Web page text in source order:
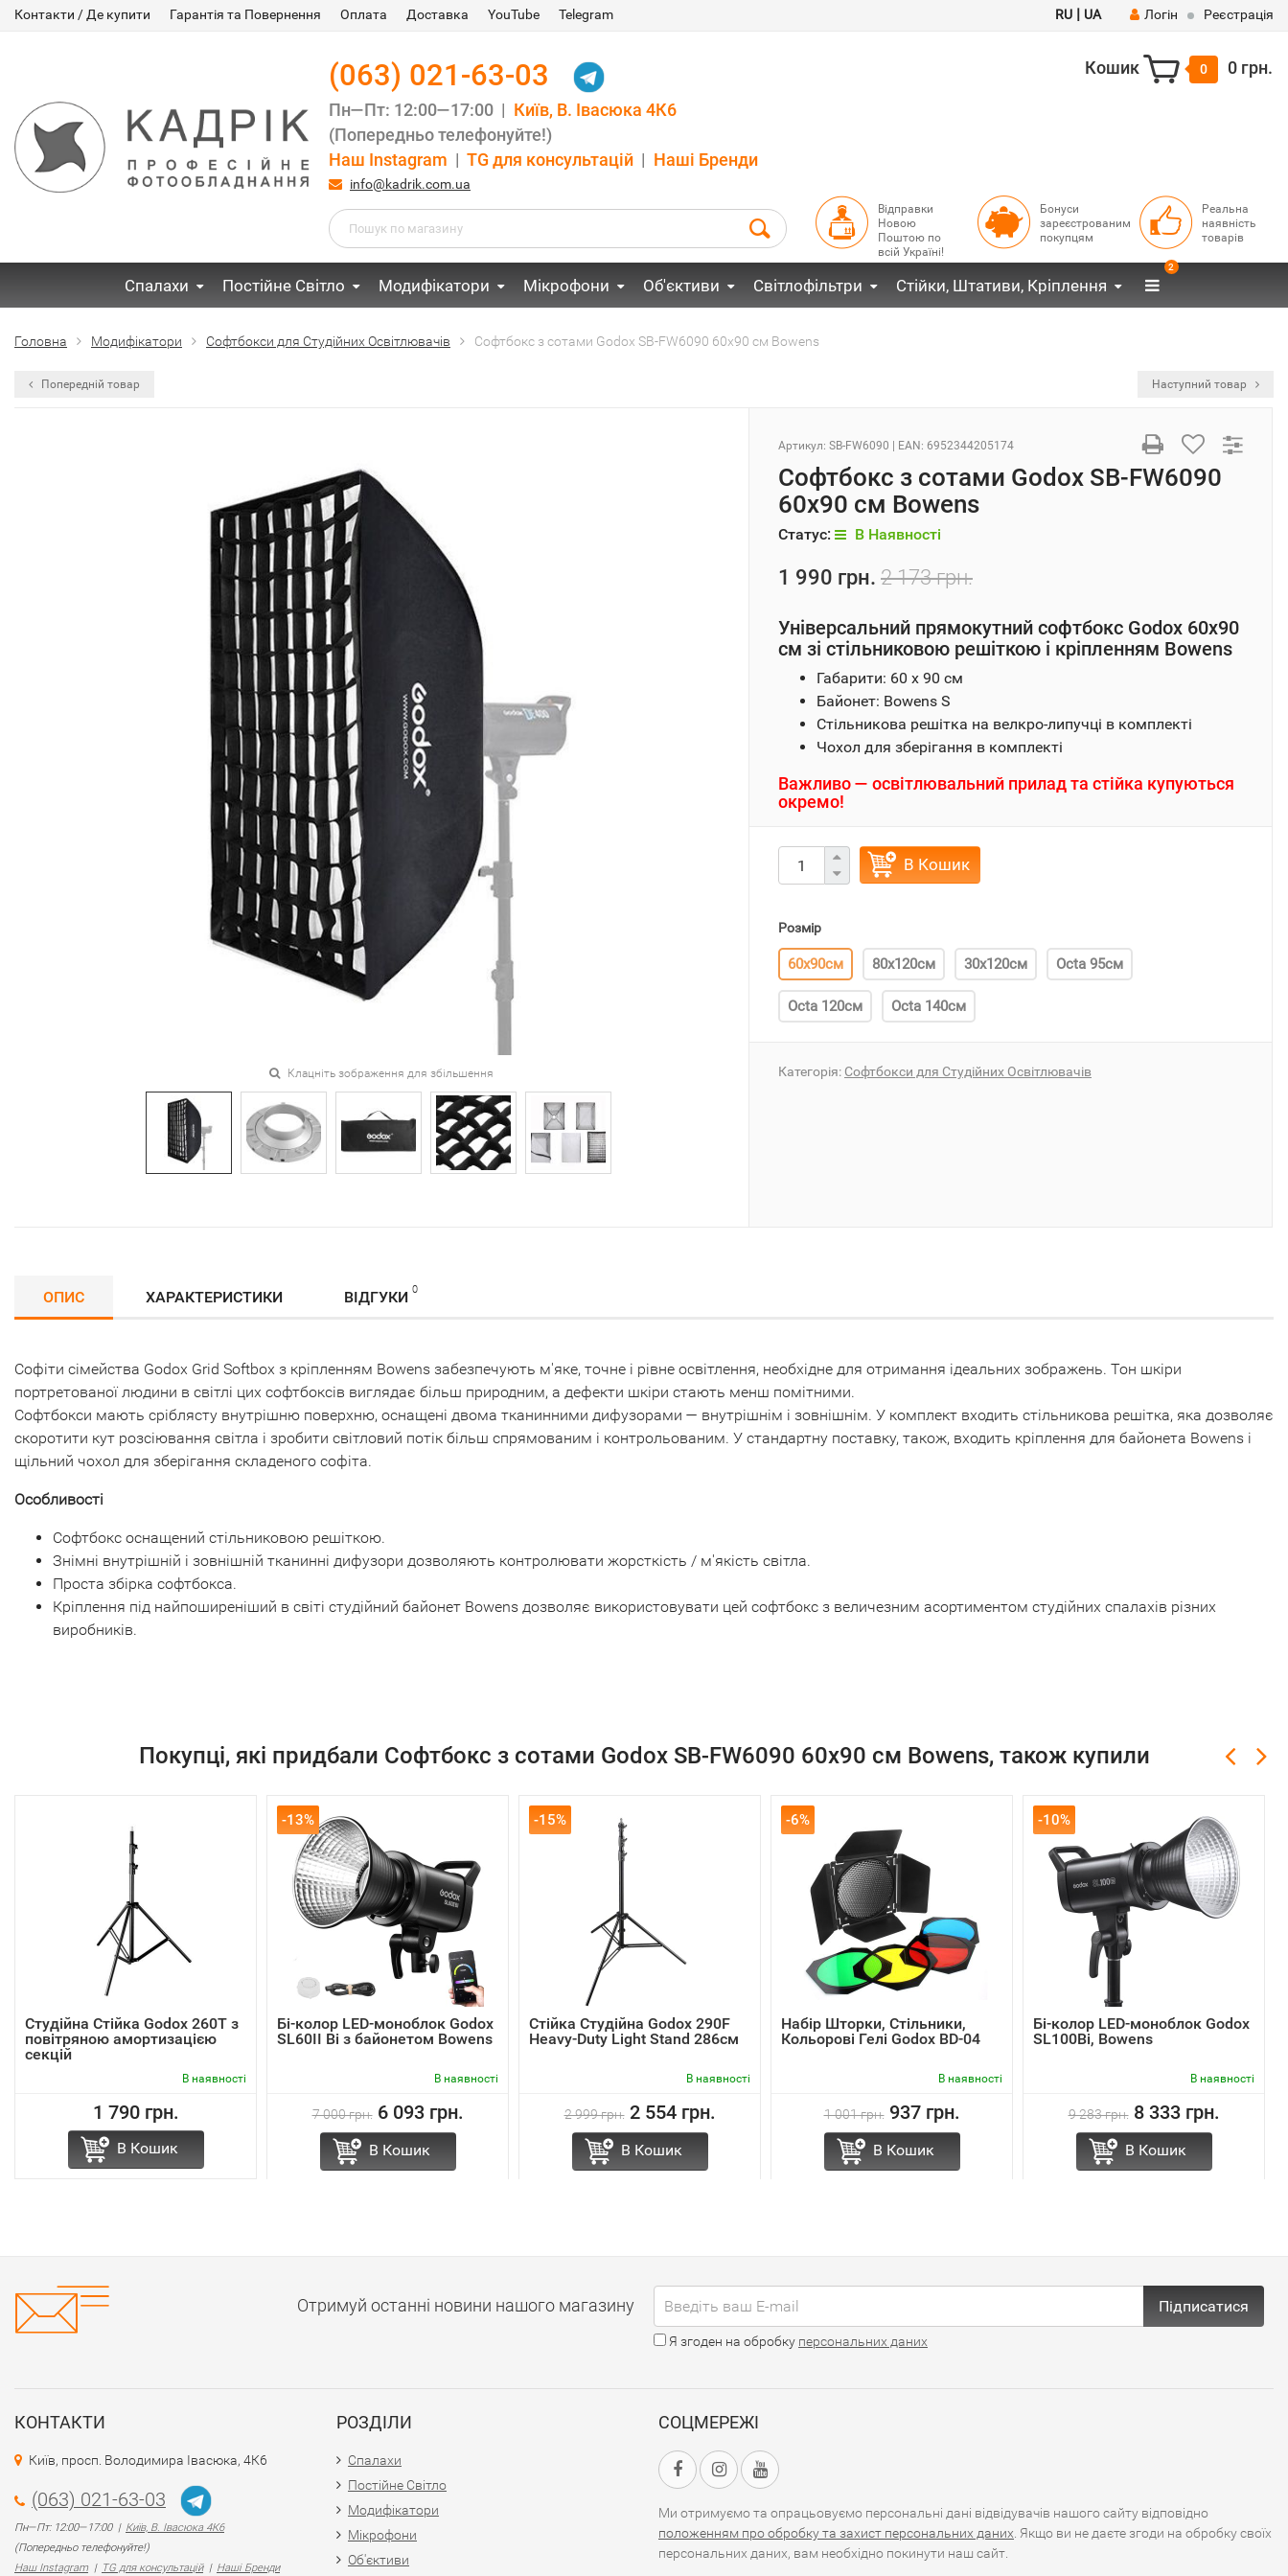
Контакти / Де купити Гарантія та Повернення Оплата Доставка YouTube Telegram RU | UA Логін Реєстрація
(063) 021-63-03
Пн—Пт: 12:00—17:00 |
Київ, В. Івасюка 4К6
(Попередньо телефонуйте!)
Наш Instagram
TG для консультацій Наші Бренди
info@kadrik.com.ua
Кошик 0 0 грн.
Відправки
Новою
Поштою по
всій Україні!
Бонуси
зареєстрованим
покупцям
Реальна
наявність
товарів
Спалахи Постійне Світло Модифікатори Мікрофони Об'єктиви Світлофільтри Стійки, Штативи, Кріплення
2
Головна Модифікатори Софтбокси для Студійних Освітлювачів Софтбокс з сотами Godox SB-FW6090 60x90 см Bowens
Попередній товар Наступний товар
Клацніть зображення для збільшення
Артикул: SB-FW6090 | EAN: 6952344205174
Софтбокс з сотами Godox SB-FW6090
60x90 см Bowens
Статус: В Наявності
1 990 грн. 2 173 грн.
Універсальний прямокутний софтбокс Godox 60x90
см зі стільниковою решіткою і кріпленням Bowens
Габарити: 60 x 90 см
Байонет: Bowens S
Стільникова решітка на велкро-липучці в комплекті
Чохол для зберігання в комплекті
Важливо — освітлювальний прилад та стійка купуються
окремо!
В Кошик
Розмір
60x90см 80x120см 30x120см Octa 95см
Octa 120см Octa 140см
Категорія: Софтбокси для Студійних Освітлювачів
ОПИС ХАРАКТЕРИСТИКИ ВІДГУКИ 0
Софіти сімейства Godox Grid Softbox з кріпленням Bowens забезпечують м'яке, точне і рівне освітлення, необхідне для отримання ідеальних зображень. Тон шкіри
портретованої людини в світлі цих софтбоксів виглядає більш природним, а дефекти шкіри стають менш помітними.
Софтбокси мають сріблясту внутрішню поверхню, оснащені двома тканинними дифузорами — внутрішнім і зовнішнім. У комплект входить стільникова решітка, яка дозволяє
скоротити кут розсіювання світла і зробити світловий потік більш спрямованим і контрольованим. У стандартну поставку, також, входить кріплення для байонета Bowens і
щільний чохол для зберігання складеного софіта.
Особливості
Софтбокс оснащений стільниковою решіткою.
Знімні внутрішній і зовнішній тканинні дифузори дозволяють контролювати жорсткість / м'якість світла.
Проста збірка софтбокса.
Кріплення під найпоширеніший в світі студійний байонет Bowens дозволяє використовувати цей софтбокс з величезним асортиментом студійних спалахів різних
виробників.
Покупці, які придбали Софтбокс з сотами Godox SB-FW6090 60x90 см Bowens, також купили
Студійна Стійка Godox 260T з
повітряною амортизацією
секцій
В наявності
1 790 грн.
В Кошик
-13%
Бі-колор LED-моноблок Godox
SL60II Bi з байонетом Bowens
В наявності
7 000 грн. 6 093 грн.
В Кошик
-15%
Стійка Студійна Godox 290F
Heavy-Duty Light Stand 286cм
В наявності
2 999 грн. 2 554 грн.
В Кошик
-6%
Набір Шторки, Стільники,
Кольорові Гелі Godox BD-04
В наявності
1 001 грн. 937 грн.
В Кошик
-10%
Бі-колор LED-моноблок Godox
SL100Bi, Bowens
В наявності
9 283 грн. 8 333 грн.
В Кошик
Отримуй останні новини нашого магазину Підписатися
Я згоден на обробку персональних даних
КОНТАКТИ
Київ, просп. Володимира Івасюка, 4К6
(063) 021-63-03
Пн—Пт: 12:00—17:00 | Київ, В. Івасюка 4К6
(Попередньо телефонуйте!)
Наш Instagram | TG для консультацій| Наші Бренди
РОЗДІЛИ
Спалахи
Постійне Світло
Модифікатори
Мікрофони
Об'єктиви
СОЦМЕРЕЖІ
Ми отримуємо та опрацьовуємо персональні дані відвідувачів нашого сайту відповідно
положенням про обробку та захист персональних даних . Якщо ви не даєте згоди на обробку своїх
персональних даних, вам необхідно покинути наш сайт.